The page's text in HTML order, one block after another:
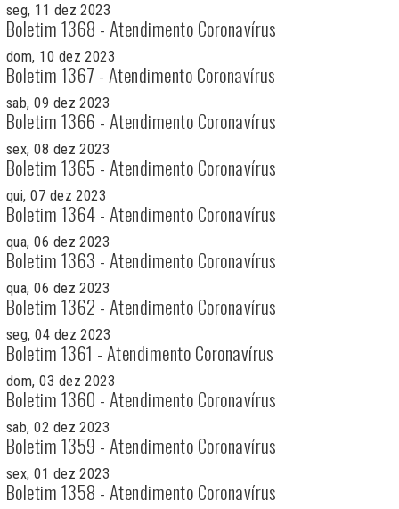
seg, 11 dez 2023
Boletim 1368 - Atendimento Coronavírus
dom, 10 dez 2023
Boletim 1367 - Atendimento Coronavírus
sab, 09 dez 2023
Boletim 1366 - Atendimento Coronavírus
sex, 08 dez 2023
Boletim 1365 - Atendimento Coronavírus
qui, 07 dez 2023
Boletim 1364 - Atendimento Coronavírus
qua, 06 dez 2023
Boletim 1363 - Atendimento Coronavírus
qua, 06 dez 2023
Boletim 1362 - Atendimento Coronavírus
seg, 04 dez 2023
Boletim 1361 - Atendimento Coronavírus
dom, 03 dez 2023
Boletim 1360 - Atendimento Coronavírus
sab, 02 dez 2023
Boletim 1359 - Atendimento Coronavírus
sex, 01 dez 2023
Boletim 1358 - Atendimento Coronavírus